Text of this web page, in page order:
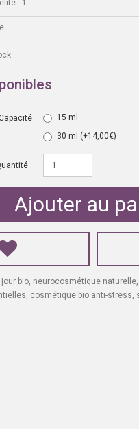
: 1
15 ml
30 ml (+14,00€)
:
Ajouter au
bio, neurocosmétique naturelle,
, cosmétique bio anti-stress,